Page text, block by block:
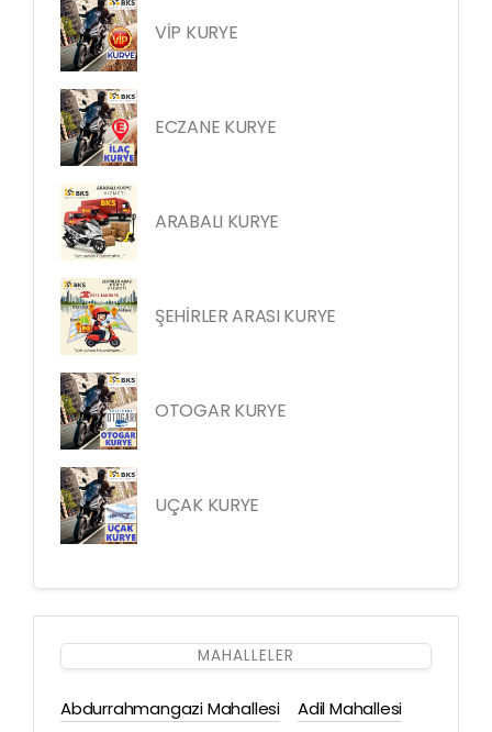
VİP KURYE
ECZANE KURYE
ARABALI KURYE
ŞEHİRLER ARASI KURYE
OTOGAR KURYE
UÇAK KURYE
MAHALLELER
Abdurrahmangazi Mahallesi
Adil Mahallesi